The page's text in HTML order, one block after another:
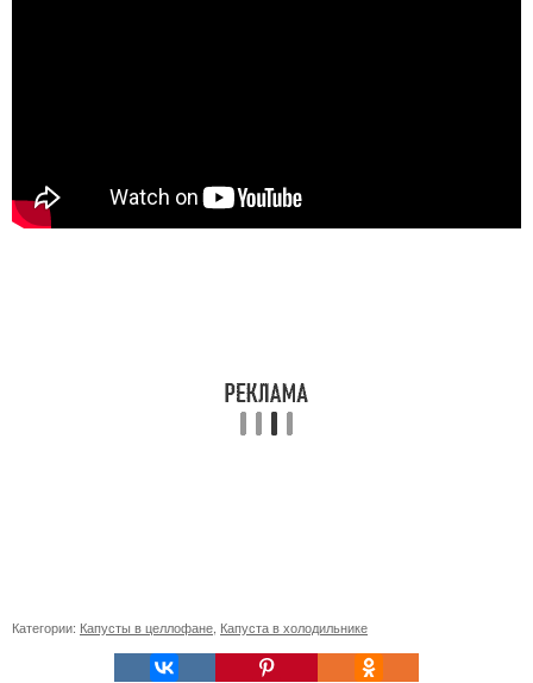
Категории: Капусты в целлофане, Капуста в холодильнике